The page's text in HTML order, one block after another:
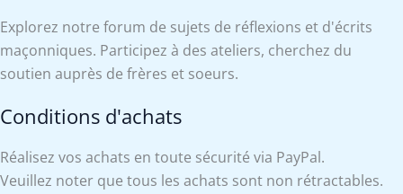
Explorez notre forum de sujets de réflexions et d'écrits
maçonniques. Participez à des ateliers, cherchez du
soutien auprès de frères et soeurs.
Conditions d'achats
Réalisez vos achats en toute sécurité via PayPal.
Veuillez noter que tous les achats sont non rétractables.